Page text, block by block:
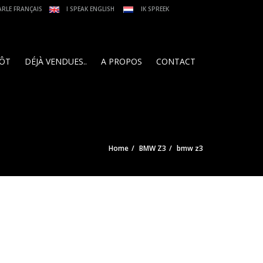
FRANÇAIS I SPEAK ENGLISH IK SPREEK
DÉJÀ VENDUES.. A PROPOS CONTACT
Home BMW Z3 bmw z3